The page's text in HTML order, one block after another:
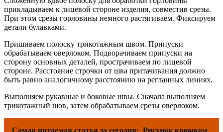
прикладываем к лицевой стороне изделия, совместив срезы.
При этом срезы горловины немного растягиваем. Фиксируем
детали булавками.
Пришиваем полоску трикотажным швом. Припуски
обрабатываем оверлоком. Подворачиваем припуски на
сторону основных деталей, прострачиваем по лицевой
стороне. Расстояние строчки от шва притачивания должно
быть равно аналогичному расстоянию на регланных линиях.
Выполняем рукавные и боковые швы. Сначала выполняем
трикотажный шов, затем обрабатываем срезы оверлоком.